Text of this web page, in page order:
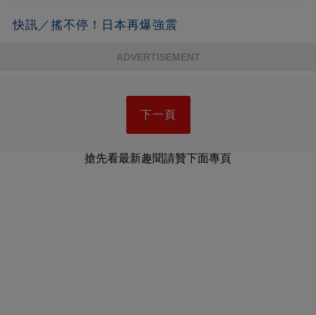
快訊／搖不停！日本再爆強震
ADVERTISEMENT
下一頁
搶先看最新趣聞請贊下面專頁